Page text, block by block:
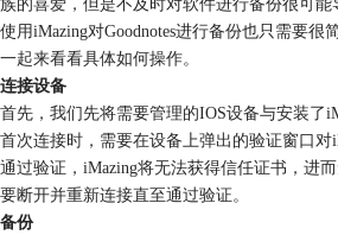
使用iMazing对Goodnotes进行备份也只需要很
一起来看看具体如何操作。
连接设备
首先，我们先将需要管理的IOS设备与安装了
首次连接时，需要在设备上弹出的验证窗口对
通过验证，iMazing将无法获得信任证书，进
要断开并重新连接直至通过验证。
备份